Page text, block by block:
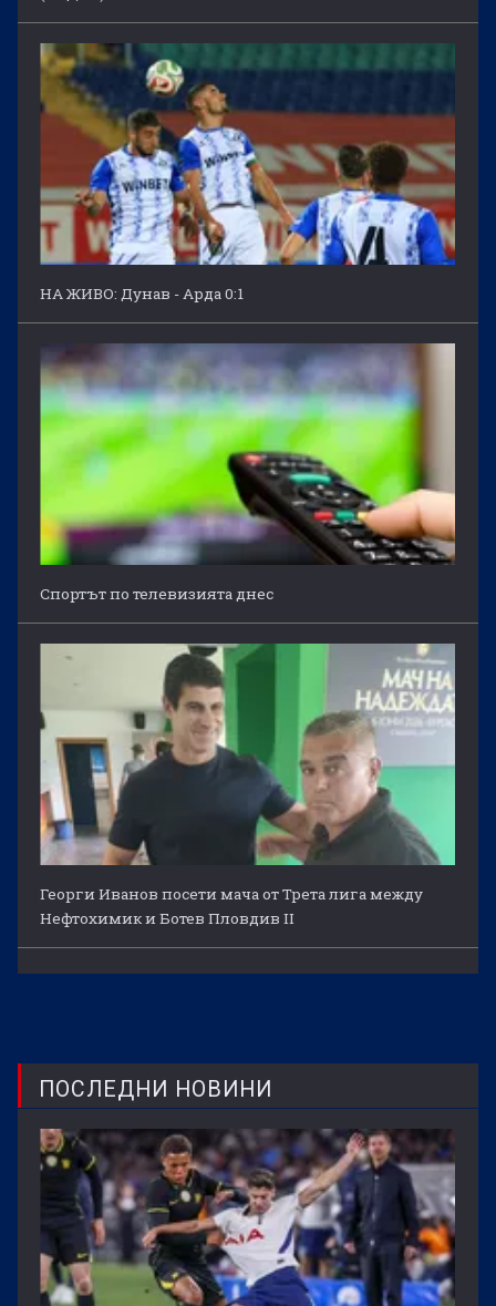
НА ЖИВО: Дунав - Арда 0:1
Спортът по телевизията днес
Георги Иванов посети мача от Трета лига между
Нефтохимик и Ботев Пловдив II
ПОСЛЕДНИ НОВИНИ